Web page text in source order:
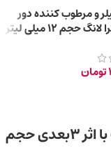
و مرطوب کننده دور
حجم 12 میلی لیتر
تومان
سرم کنسانتره دورچشم آمپول افکت با اثر 3بعدی حجم